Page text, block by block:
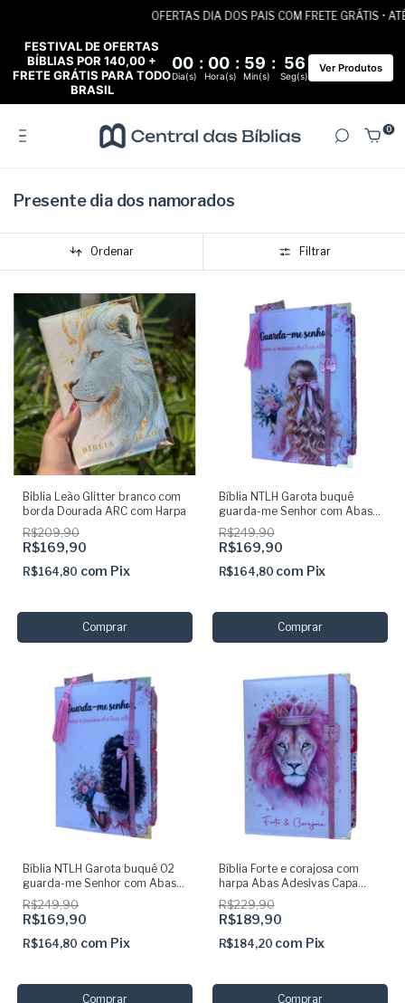
OFERTAS DIA DOS PAIS COM FRETE GRÁTIS • ATÉ 6X SEM
FESTIVAL DE OFERTAS
BÍBLIAS POR 140,00 +
FRETE GRÁTIS PARA TODO
BRASIL
00 : 00 : 59 : 54
Dia(s) Hora(s) Min(s) Seg(s)
Ver Produtos
0
Presente dia dos namorados
Ordenar Filtrar
Biblia Leão Glitter branco com
borda Dourada ARC com Harpa
R$209,90
R$169,90
R$164,80 com Pix
Bíblia NTLH Garota buquê
guarda-me Senhor com Abas
Adesivas Capa dura
acolchoada + elastico + marca
paginas glitter
R$249,90
R$169,90
R$164,80 com Pix
Bíblia NTLH Garota buquê 02
guarda-me Senhor com Abas
Adesivas Capa dura
acolchoada + elastico + marca
paginas glitter
R$249,90
R$169,90
R$164,80 com Pix
Bíblia Forte e corajosa com
harpa Abas Adesivas Capa
dura acolchoada + elastico
rosa
R$229,90
R$189,90
R$184,20 com Pix